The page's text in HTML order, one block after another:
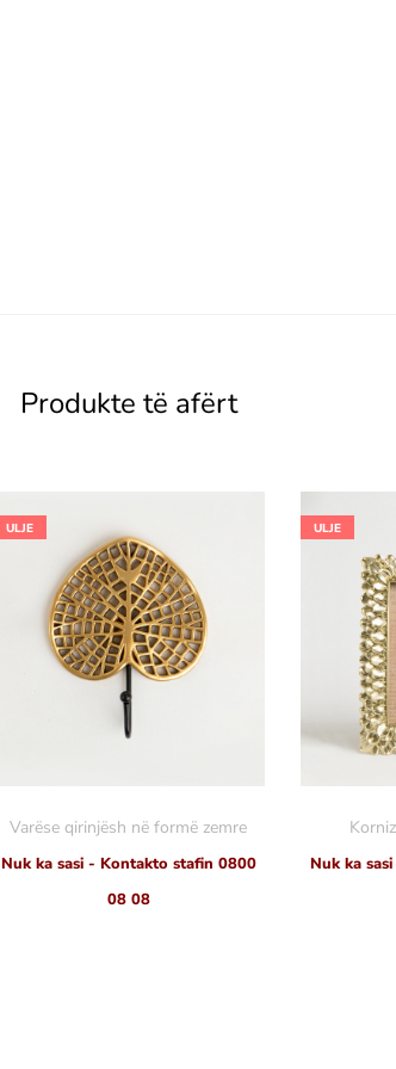
Produkte të afërt
ULJE
Varëse qirinjësh në formë zemre
Nuk ka sasi - Kontakto stafin 0800
08 08
ULJE
Nuk ka